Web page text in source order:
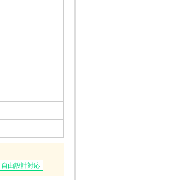
自由設計対応